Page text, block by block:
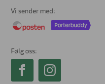
Vi sender med
Følg oss